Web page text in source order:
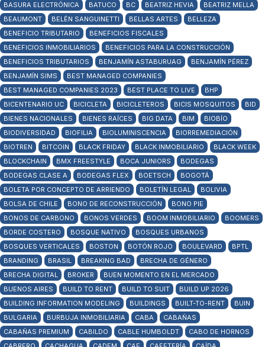
BASURA ELECTRÓNICA
BATUCO BC BEATRIZ HEVIA
BEATRIZ MELLA
BEAUMONT
BELÉN SANGUINETTI BELLAS ARTES
BELLEZA
BENEFICIO TRIBUTARIO
BENEFICIOS FISCALES
BENEFICIOS INMOBILIARIOS
BENEFICIOS PARA LA CONSTRUCCIÓN
BENEFICIOS TRIBUTARIOS
BENJAMÍN ASTABURUAG
BENJAMÍN PÉREZ
BENJAMÍN SIMS
BEST MANAGED COMPANIES
BEST MANAGED COMPANIES 2023
BEST PLACE TO LIVE
BHP
BICENTENARIO UC
BICICLETA BICICLETEROS BICIS MOSQUITOS
BID
BIENES NACIONALES
BIENES RAÍCES BIG DATA BIM
BIOBÍO
BIODIVERSIDAD
BIOFILIA BIOLUMINISCENCIA
BIORREMEDIACIÓN
BIOTREN
BITCOIN BLACK FRIDAY BLACK INMOBILIARIO
BLACK WEEK
BLOCKCHAIN
BMX FREESTYLE BOCA JUNIORS
BODEGAS
BODEGAS CLASE A
BODEGAS FLEX BOETSCH
BOGOTÁ
BOLETA POR CONCEPTO DE ARRIENDO
BOLETÍN LEGAL
BOLIVIA
BOLSA DE CHILE
BONO DE RECONSTRUCCIÓN
BONO PIE
BONOS DE CARBONO
BONOS VERDES BOOM INMOBILIARIO
BOOMERS
BORDE COSTERO
BOSQUE NATIVO
BOSQUES URBANOS
BOSQUES VERTICALES
BOSTON BOTÓN ROJO BOULEVARD
BPTL
BRANDING
BRASIL BREAKING BAD
BRECHA DE GÉNERO
BRECHA DIGITAL
BROKER
BUEN MOMENTO EN EL MERCADO
BUENOS AIRES
BUILD TO RENT BUILD TO SUIT
BUILD UP 2026
BUILDING INFORMATION MODELING
BUILDINGS BUILT-TO-RENT
BUIN
BULGARIA
BURBUJA INMOBILIARIA CABA
CABAÑAS
CABAÑAS PREMIUM
CABILDO CABLE HUMBOLDT
CABO DE HORNOS